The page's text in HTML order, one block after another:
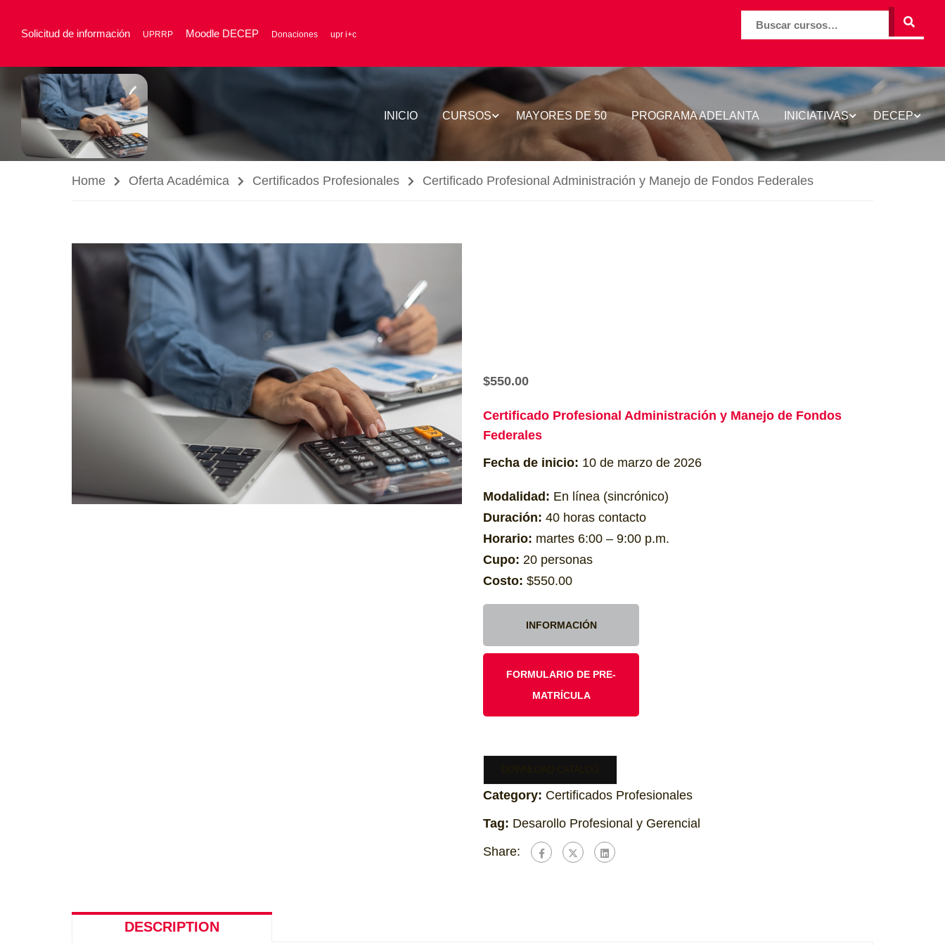
Solicitud de información UPRRP Moodle DECEP Donaciones upr i+c
BUSCAR
INICIO CURSOS MAYORES DE 50 PROGRAMA ADELANTA INICIATIVAS DECEP
Home Oferta Académica Certificados Profesionales Certificado Profesional Administración y Manejo de Fondos Federales
$550.00
Certificado Profesional Administración y Manejo de Fondos
Federales
Fecha de inicio: 10 de marzo de 2026
Modalidad: En línea (sincrónico)
Duración: 40 horas contacto
Horario: martes 6:00 – 9:00 p.m.
Cupo: 20 personas
Costo: $550.00
INFORMACIÓN
FORMULARIO DE PRE-
MATRÍCULA
Category: Certificados Profesionales
Tag: Desarollo Profesional y Gerencial
Share:
DESCRIPTION